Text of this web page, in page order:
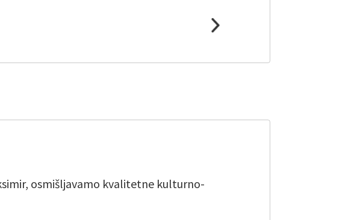
osmišljavamo kvalitetne kulturno-